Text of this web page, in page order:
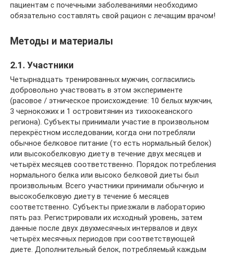
пациентам с почечными заболеваниями необходимо
обязательно составлять свой рацион с лечащим врачом!
Методы и материалы
2.1. Участники
Четырнадцать тренированных мужчин, согласились
добровольно участвовать в этом эксперименте
(расовое / этническое происхождение: 10 белых мужчин,
3 чернокожих и 1 островитянин из тихоокеанского
региона). Субъекты принимали участие в произвольном
перекрёстном исследовании, когда они потребляли
обычное белковое питание (то есть нормальный белок)
или высокобелковую диету в течение двух месяцев и
четырёх месяцев соответственно. Порядок потребления
нормального белка или высоко белковой диеты был
произвольным. Всего участники принимали обычную и
высокобелковую диету в течение 6 месяцев
соответственно. Субъекты приезжали в лабораторию
пять раз. Регистрировали их исходный уровень, затем
данные после двух двухмесячных интервалов и двух
четырёх месячных периодов при соответствующей
диете. Дополнительный белок, потребляемый каждым